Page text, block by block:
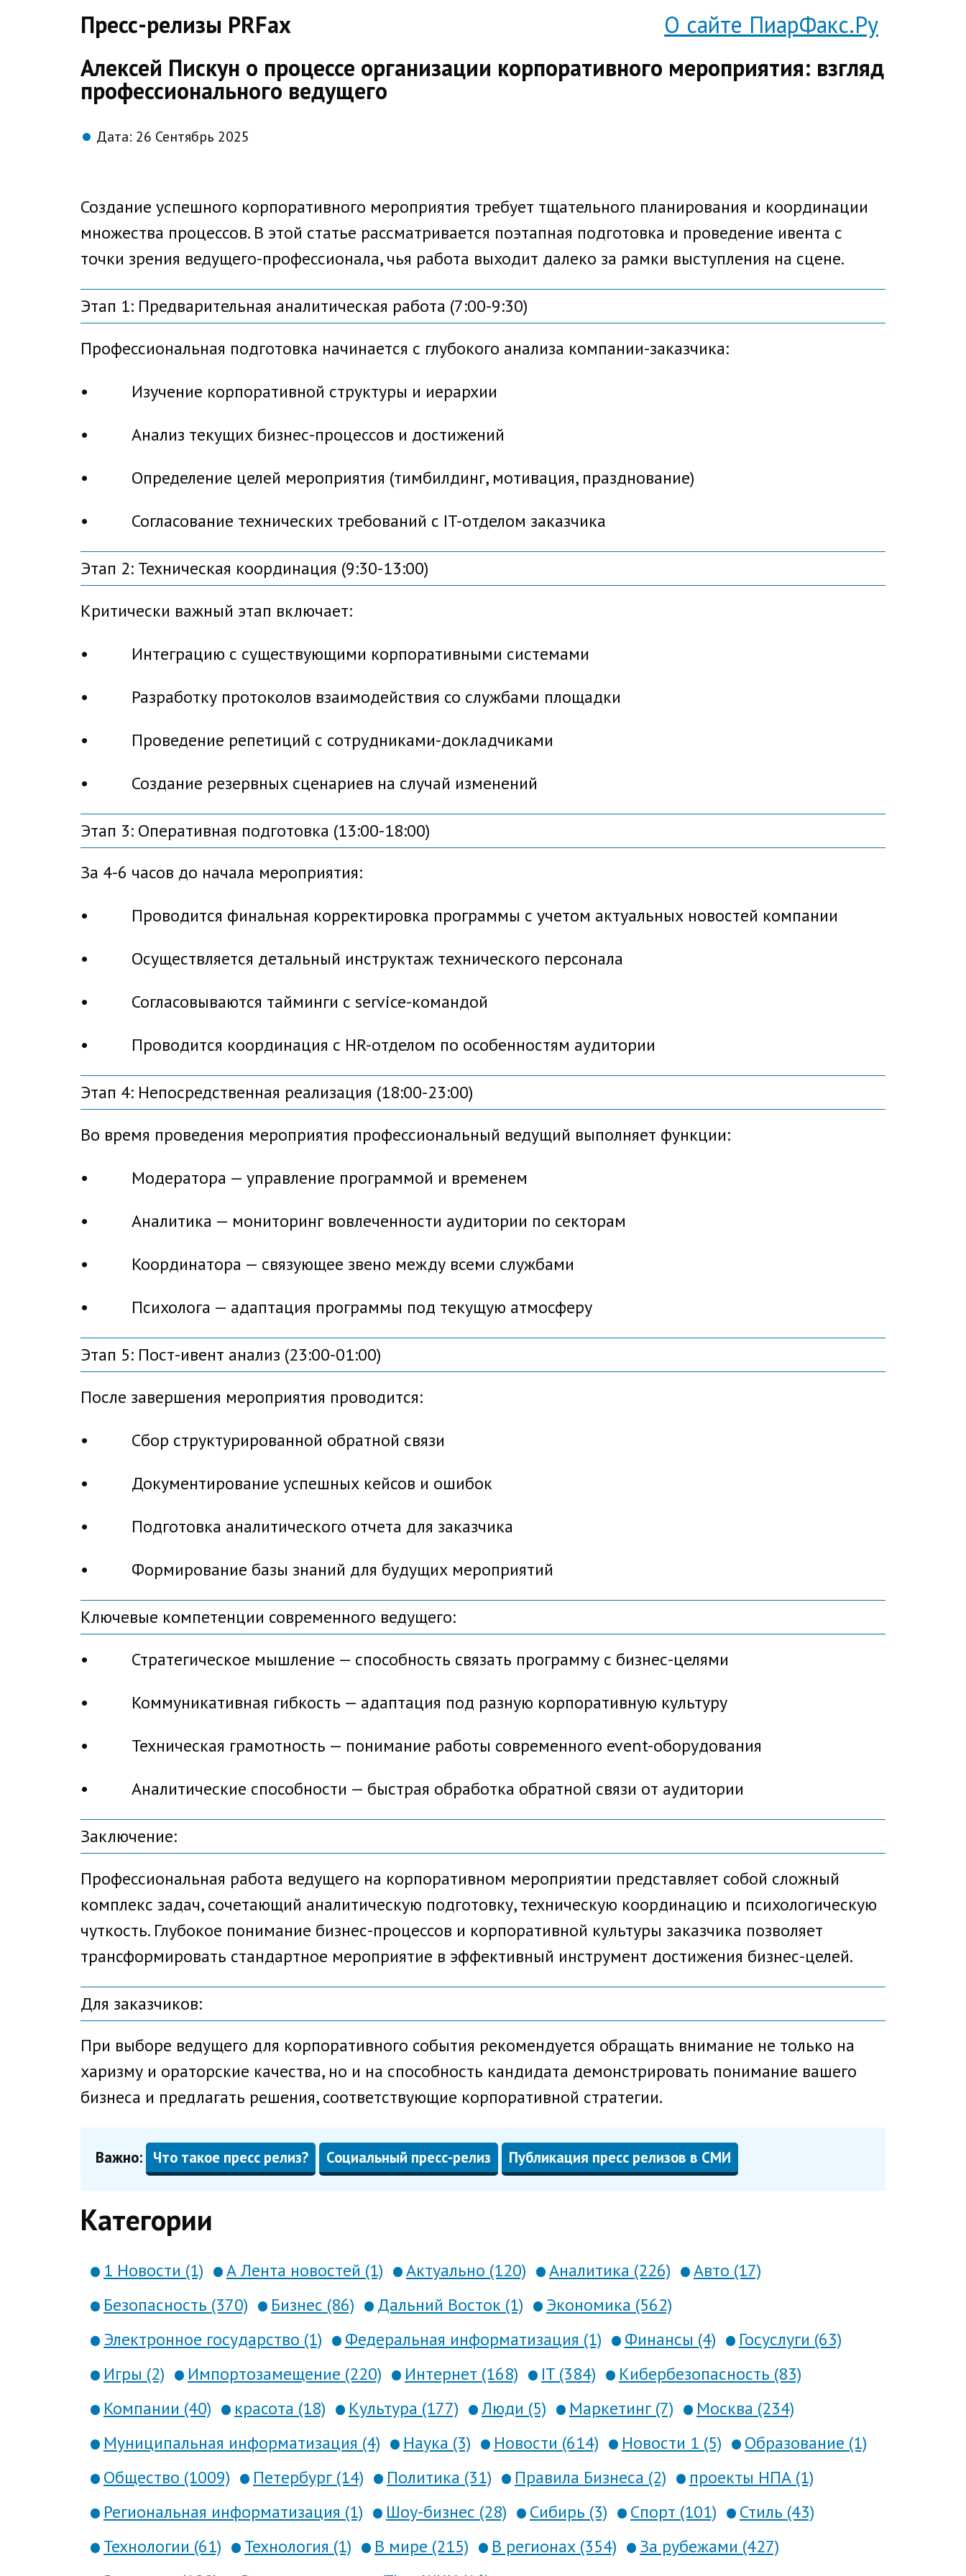
Пресс-релизы PRFax
О сайте ПиарФакс.Ру
Алексей Пискун о процессе организации корпоративного мероприятия: взгляд
профессионального ведущего
Дата: 26 Сентябрь 2025
Создание успешного корпоративного мероприятия требует тщательного планирования и координации
множества процессов. В этой статье рассматривается поэтапная подготовка и проведение ивента с
точки зрения ведущего-профессионала, чья работа выходит далеко за рамки выступления на сцене.
Этап 1: Предварительная аналитическая работа (7:00-9:30)
Профессиональная подготовка начинается с глубокого анализа компании-заказчика:
• Изучение корпоративной структуры и иерархии
• Анализ текущих бизнес-процессов и достижений
• Определение целей мероприятия (тимбилдинг, мотивация, празднование)
• Согласование технических требований с IT-отделом заказчика
Этап 2: Техническая координация (9:30-13:00)
Критически важный этап включает:
• Интеграцию с существующими корпоративными системами
• Разработку протоколов взаимодействия со службами площадки
• Проведение репетиций с сотрудниками-докладчиками
• Создание резервных сценариев на случай изменений
Этап 3: Оперативная подготовка (13:00-18:00)
За 4-6 часов до начала мероприятия:
• Проводится финальная корректировка программы с учетом актуальных новостей компании
• Осуществляется детальный инструктаж технического персонала
• Согласовываются тайминги с service-командой
• Проводится координация с HR-отделом по особенностям аудитории
Этап 4: Непосредственная реализация (18:00-23:00)
Во время проведения мероприятия профессиональный ведущий выполняет функции:
• Модератора — управление программой и временем
• Аналитика — мониторинг вовлеченности аудитории по секторам
• Координатора — связующее звено между всеми службами
• Психолога — адаптация программы под текущую атмосферу
Этап 5: Пост-ивент анализ (23:00-01:00)
После завершения мероприятия проводится:
• Сбор структурированной обратной связи
• Документирование успешных кейсов и ошибок
• Подготовка аналитического отчета для заказчика
• Формирование базы знаний для будущих мероприятий
Ключевые компетенции современного ведущего:
• Стратегическое мышление — способность связать программу с бизнес-целями
• Коммуникативная гибкость — адаптация под разную корпоративную культуру
• Техническая грамотность — понимание работы современного event-оборудования
• Аналитические способности — быстрая обработка обратной связи от аудитории
Заключение:
Профессиональная работа ведущего на корпоративном мероприятии представляет собой сложный
комплекс задач, сочетающий аналитическую подготовку, техническую координацию и психологическую
чуткость. Глубокое понимание бизнес-процессов и корпоративной культуры заказчика позволяет
трансформировать стандартное мероприятие в эффективный инструмент достижения бизнес-целей.
Для заказчиков:
При выборе ведущего для корпоративного события рекомендуется обращать внимание не только на
харизму и ораторские качества, но и на способность кандидата демонстрировать понимание вашего
бизнеса и предлагать решения, соответствующие корпоративной стратегии.
Важно: Что такое пресс релиз? Социальный пресс-релиз Публикация пресс релизов в СМИ
Категории
1 Новости (1) А Лента новостей (1) Актуально (120) Аналитика (226)
Авто (17)
Безопасность (370)
Бизнес (86) Дальний Восток (1)
Экономика (562)
Электронное государство (1)
Федеральная информатизация (1) Финансы (4)
Госуслуги (63)
Игры (2)
Импортозамещение (220) Интернет (168) IT (384)
Кибербезопасность (83)
Компании (40)
красота (18) Культура (177) Люди (5) Маркетинг (7)
Москва (234)
Муниципальная информатизация (4)
Наука (3) Новости (614) Новости 1 (5)
Образование (1)
Общество (1009)
Петербург (14) Политика (31) Правила Бизнеса (2)
проекты НПА (1)
Региональная информатизация (1)
Шоу-бизнес (28) Сибирь (3) Спорт (101)
Стиль (43)
Технологии (61)
Технология (1) В мире (215) В регионах (354)
За рубежами (427)